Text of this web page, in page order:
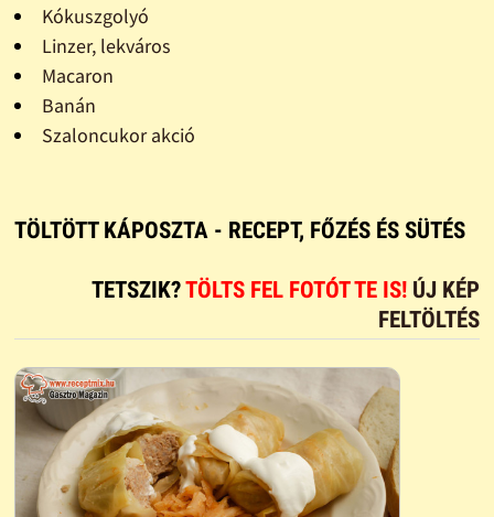
Kókuszgolyó
Linzer, lekváros
Macaron
Banán
Szaloncukor akció
TÖLTÖTT KÁPOSZTA - RECEPT, FŐZÉS ÉS SÜTÉS
TETSZIK?TÖLTS FEL FOTÓT TE IS! ÚJ KÉP
FELTÖLTÉS